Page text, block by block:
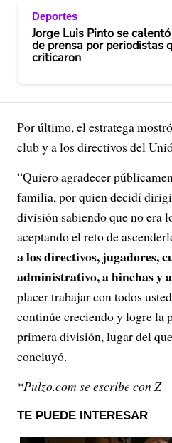
Deportes
Jorge Luis Pinto se
de prensa por periodistas
criticaron
Por último, el estratega
club y a los directivos del
“Quiero agradecer
familia, por quien decidí
división sabiendo que no era
aceptando el reto de
a los directivos, jugadores,
administrativo, a hinchas y
placer trabajar con todos
continúe creciendo y logre la
primera división, lugar del
concluyó.
*Pulzo.com se escribe con Z